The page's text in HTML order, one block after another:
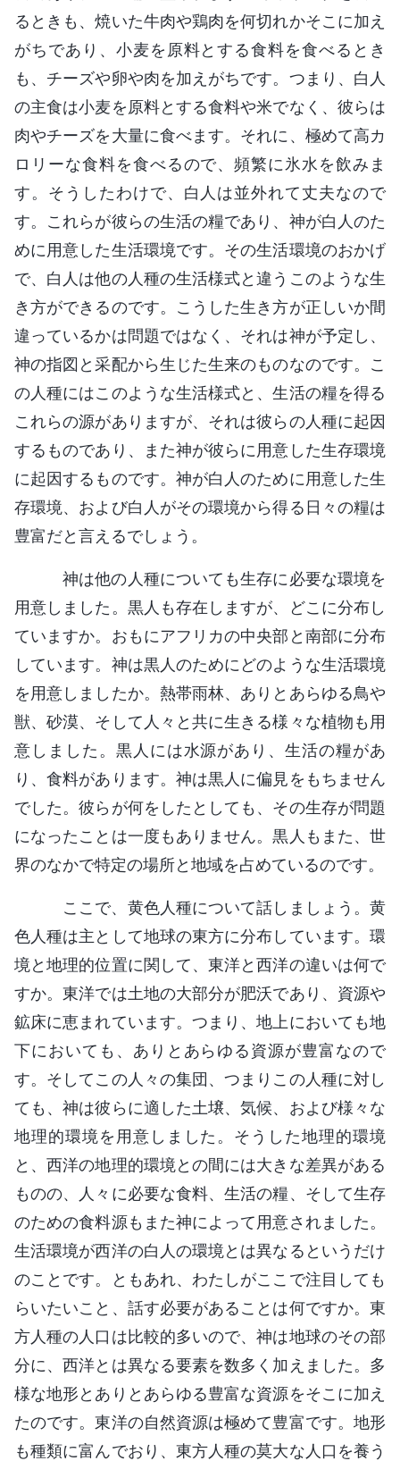
るときも、焼いた牛肉や鶏肉を何切れかそこに加え
がちであり、小麦を原料とする食料を食べるとき
も、チーズや卵や肉を加えがちです。つまり、白人
の主食は小麦を原料とする食料や米でなく、彼らは
肉やチーズを大量に食べます。それに、極めて高カ
ロリーな食料を食べるので、頻繁に氷水を飲みま
す。そうしたわけで、白人は並外れて丈夫なので
す。これらが彼らの生活の糧であり、神が白人のた
めに用意した生活環境です。その生活環境のおかげ
で、白人は他の人種の生活様式と違うこのような生
き方ができるのです。こうした生き方が正しいか間
違っているかは問題ではなく、それは神が予定し、
神の指図と采配から生じた生来のものなのです。こ
の人種にはこのような生活様式と、生活の糧を得る
これらの源がありますが、それは彼らの人種に起因
するものであり、また神が彼らに用意した生存環境
に起因するものです。神が白人のために用意した生
存環境、および白人がその環境から得る日々の糧は
豊富だと言えるでしょう。
神は他の人種についても生存に必要な環境を
用意しました。黒人も存在しますが、どこに分布し
ていますか。おもにアフリカの中央部と南部に分布
しています。神は黒人のためにどのような生活環境
を用意しましたか。熱帯雨林、ありとあらゆる鳥や
獣、砂漠、そして人々と共に生きる様々な植物も用
意しました。黒人には水源があり、生活の糧があ
り、食料があります。神は黒人に偏見をもちません
でした。彼らが何をしたとしても、その生存が問題
になったことは一度もありません。黒人もまた、世
界のなかで特定の場所と地域を占めているのです。
ここで、黄色人種について話しましょう。黄
色人種は主として地球の東方に分布しています。環
境と地理的位置に関して、東洋と西洋の違いは何で
すか。東洋では土地の大部分が肥沃であり、資源や
鉱床に恵まれています。つまり、地上においても地
下においても、ありとあらゆる資源が豊富なので
す。そしてこの人々の集団、つまりこの人種に対し
ても、神は彼らに適した土壌、気候、および様々な
地理的環境を用意しました。そうした地理的環境
と、西洋の地理的環境との間には大きな差異がある
ものの、人々に必要な食料、生活の糧、そして生存
のための食料源もまた神によって用意されました。
生活環境が西洋の白人の環境とは異なるというだけ
のことです。ともあれ、わたしがここで注目しても
らいたいこと、話す必要があることは何ですか。東
方人種の人口は比較的多いので、神は地球のその部
分に、西洋とは異なる要素を数多く加えました。多
様な地形とありとあらゆる豊富な資源をそこに加え
たのです。東洋の自然資源は極めて豊富です。地形
も種類に富んでおり、東方人種の莫大な人口を養う